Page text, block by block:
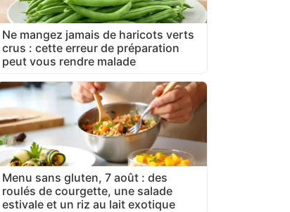
Ne mangez jamais de haricots verts
crus : cette erreur de préparation
peut vous rendre malade
Menu sans gluten, 7 août : des
roulés de courgette, une salade
estivale et un riz au lait exotique